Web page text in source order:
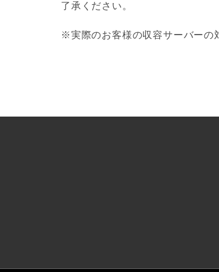
了承ください。
※実際のお客様の収容サーバーの